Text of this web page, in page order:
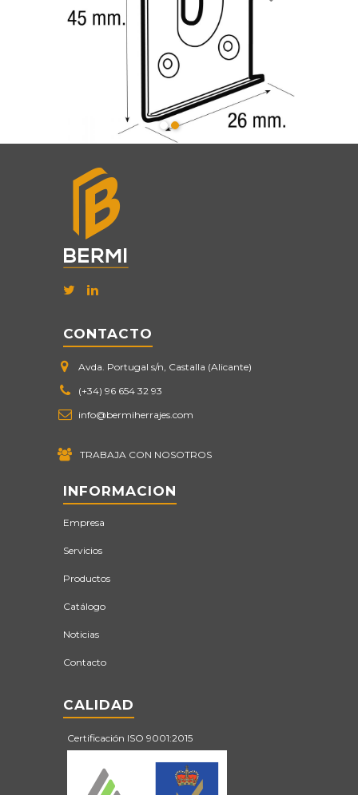
CONTACTO
Avda. Portugal s/n, Castalla (Alicante)
(+34) 96 654 32 93
info@bermiherrajes.com
TRABAJA CON NOSOTROS
INFORMACION
Empresa
Servicios
Productos
Catálogo
Noticias
Contacto
CALIDAD
Certificación ISO 9001:2015